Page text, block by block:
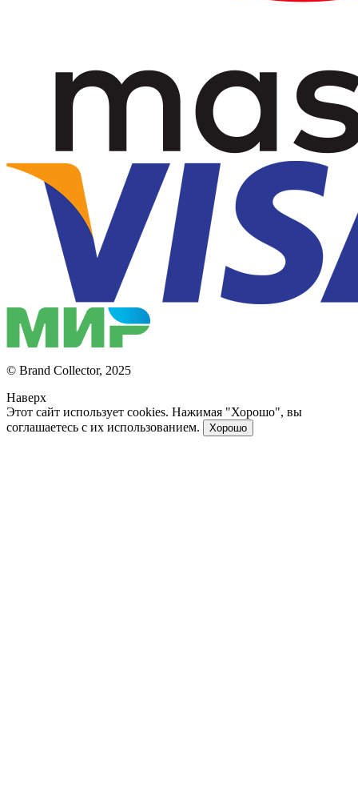
© Brand Collector, 2025
Наверх
Этот сайт использует cookies. Нажимая "Хорошо", вы
соглашаетесь с их использованием.
Хорошо